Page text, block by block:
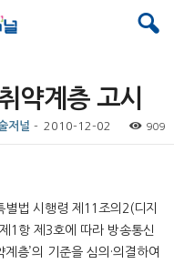
약계층 고시
저널 - 2010-12-02 909
법 시행령 제11조의2(디지
1항 제3호에 따라 방송통신
층’의 기준을 심의·의결하여